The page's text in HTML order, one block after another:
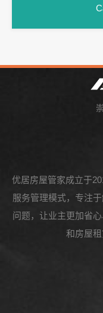
优居房屋管家成立于
服务管理模式，专注
问题，让业主更加省
和房屋租